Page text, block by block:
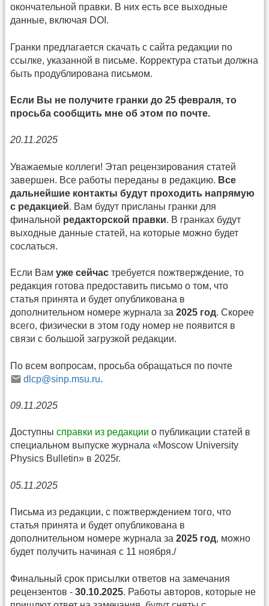
окончательной правки. В них есть все выходные
данные, включая DOI.
Гранки предлагается скачать с сайта редакции по
ссылке, указанной в письме. Корректура статьи должна
быть продублирована письмом.
Если Вы не получите гранки до 25 февраля, то
просьба сообщить мне об этом по почте.
20.11.2025
Уважаемые коллеги! Этап рецензирования статей
завершен. Все работы переданы в редакцию. Все
дальнейшие контакты будут проходить напрямую
с редакцией. Вам будут присланы гранки для
финальной редакторской правки. В гранках будут
выходные данные статей, на которые можно будет
сослаться.
Если Вам уже сейчас требуется пожтверждение, то
редакция готова предоставить письмо о том, что
статья принята и будет опубликована в
дополнительном номере журнала за 2025 год. Скорее
всего, физически в этом году номер не появится в
связи с большой загрузкой редакции.
По всем вопросам, просьба обращаться по почте
dlcp@sinp.msu.ru.
09.11.2025
Доступны справки из редакции о публикации статей в
специальном выпуске журнала «Moscow University
Physics Bulletin» в 2025г.
05.11.2025
Письма из редакции, с пожтверждением того, что
статья принята и будет опубликована в
дополнительном номере журнала за 2025 год, можно
будет получить начиная с 11 ноября./
Финальный срок присылки ответов на замечания
рецензентов - 30.10.2025. Работы авторов, которые не